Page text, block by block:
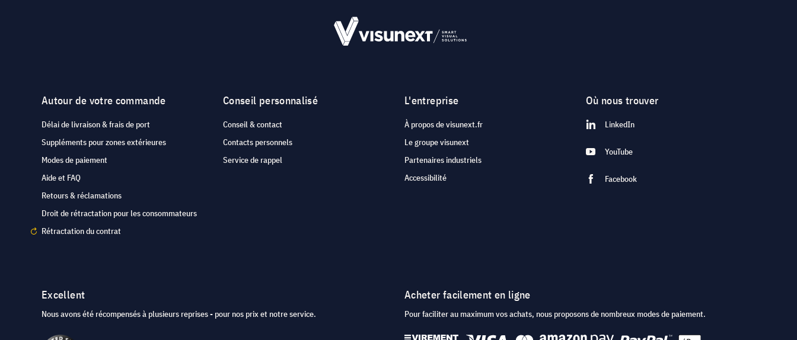
Autour de votre commande
Délai de livraison & frais de port
Suppléments pour zones extérieures
Modes de paiement
Aide et FAQ
Retours & réclamations
Droit de rétractation pour les consommateurs
Rétractation du contrat
Conseil personnalisé
Conseil & contact
Contacts personnels
Service de rappel
L'entreprise
À propos de visunext.fr
Le groupe visunext
Partenaires industriels
Accessibilité
Où nous trouver
LinkedIn
YouTube
Facebook
Excellent
Nous avons été récompensés à plusieurs reprises - pour nos prix et notre service.
Acheter facilement en ligne
Pour faciliter au maximum vos achats, nous proposons de nombreux modes de paiement.